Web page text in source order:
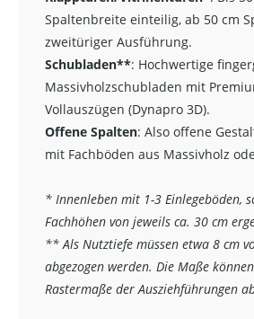
Spaltenbreite einteilig, ab 50 cm
zweitüriger Ausführung.
Schubladen**: Hochwertige
Massivholzschubladen mit
Vollauszügen (Dynapro 3D).
Offene Spalten: Also offene
mit Fachböden aus Massivholz
* Innenleben mit 1-3 Einlegeböden,
Fachhöhen von jeweils ca. 30 cm
** Als Nutztiefe müssen etwa 8 cm
abgezogen werden. Die Maße
Rastermaße der Ausziehführungen